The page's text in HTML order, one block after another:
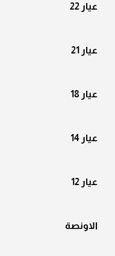
عيار 22
عيار 21
عيار 18
عيار 14
عيار 12
الاونصة